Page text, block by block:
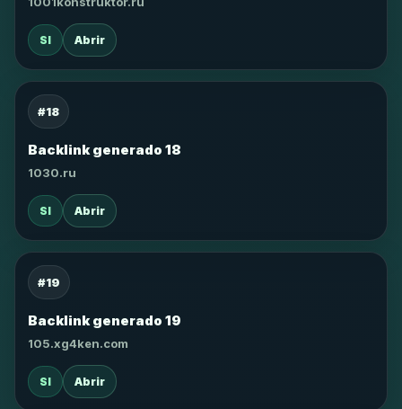
SI Abrir
#18
Backlink generado 18
1030.ru
SI Abrir
#19
Backlink generado 19
105.xg4ken.com
SI Abrir